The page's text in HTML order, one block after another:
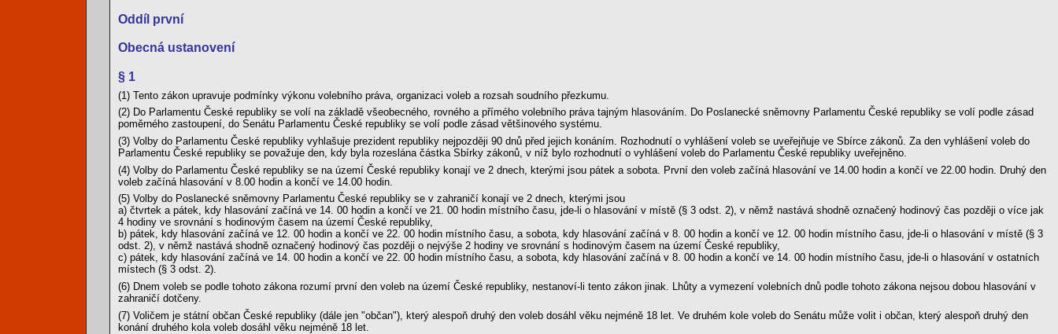
Oddíl první
Obecná ustanovení
§ 1
(1) Tento zákon upravuje podmínky výkonu volebního práva, organizaci voleb a rozsah soudního přezkumu.
(2) Do Parlamentu České republiky se volí na základě všeobecného, rovného a přímého volebního práva tajným hlasováním. Do Poslanecké sněmovny Parlamentu České republiky se volí podle zásad
poměrného zastoupení, do Senátu Parlamentu České republiky se volí podle zásad většinového systému.
(3) Volby do Parlamentu České republiky vyhlašuje prezident republiky nejpozději 90 dnů před jejich konáním. Rozhodnutí o vyhlášení voleb se uveřejňuje ve Sbírce zákonů. Za den vyhlášení voleb do
Parlamentu České republiky se považuje den, kdy byla rozeslána částka Sbírky zákonů, v níž bylo rozhodnutí o vyhlášení voleb do Parlamentu České republiky uveřejněno.
(4) Volby do Parlamentu České republiky se na území České republiky konají ve 2 dnech, kterými jsou pátek a sobota. První den voleb začíná hlasování ve 14.00 hodin a končí ve 22.00 hodin. Druhý den
voleb začíná hlasování v 8.00 hodin a končí ve 14.00 hodin.
(5) Volby do Poslanecké sněmovny Parlamentu České republiky se v zahraničí konají ve 2 dnech, kterými jsou
a) čtvrtek a pátek, kdy hlasování začíná ve 14. 00 hodin a končí ve 21. 00 hodin místního času, jde-li o hlasování v místě (§ 3 odst. 2), v němž nastává shodně označený hodinový čas později o více jak
4 hodiny ve srovnání s hodinovým časem na území České republiky,
b) pátek, kdy hlasování začíná ve 12. 00 hodin a končí ve 22. 00 hodin místního času, a sobota, kdy hlasování začíná v 8. 00 hodin a končí ve 12. 00 hodin místního času, jde-li o hlasování v místě (§ 3
odst. 2), v němž nastává shodně označený hodinový čas později o nejvýše 2 hodiny ve srovnání s hodinovým časem na území České republiky,
c) pátek, kdy hlasování začíná ve 14. 00 hodin a končí ve 22. 00 hodin místního času, a sobota, kdy hlasování začíná v 8. 00 hodin a končí ve 14. 00 hodin místního času, jde-li o hlasování v ostatních
místech (§ 3 odst. 2).
(6) Dnem voleb se podle tohoto zákona rozumí první den voleb na území České republiky, nestanoví-li tento zákon jinak. Lhůty a vymezení volebních dnů podle tohoto zákona nejsou dobou hlasování v
zahraničí dotčeny.
(7) Voličem je státní občan České republiky (dále jen "občan"), který alespoň druhý den voleb dosáhl věku nejméně 18 let. Ve druhém kole voleb do Senátu může volit i občan, který alespoň druhý den
konání druhého kola voleb dosáhl věku nejméně 18 let.